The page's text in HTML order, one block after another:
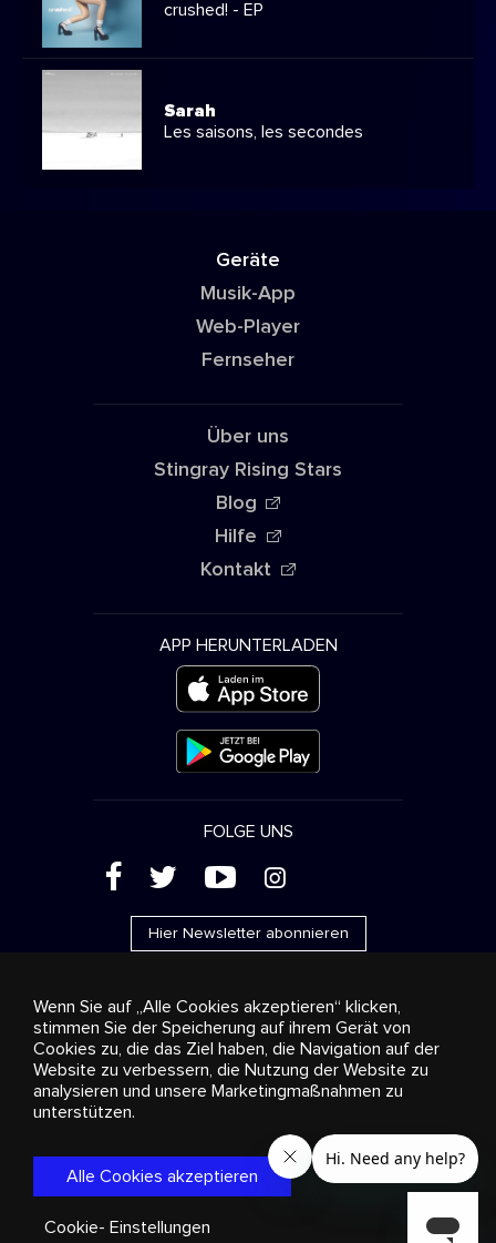
crushed! - EP
Sarah
Les saisons, les secondes
Geräte
Musik-App
Web-Player
Fernseher
Über uns
Stingray Rising Stars
Blog
Hilfe
Kontakt
APP HERUNTERLADEN
FOLGE UNS
( ' + &
Hier Newsletter abonnieren
Werbung Streaming und Vertrieb
Konsumgüter
Geschäftslösungen
Radio Über uns
Cookies
settings
© 2018-2025 Stingray Group Inc. Alle Rechte vorbehalten.
STINGRAY®, STINGRAY® MUSIC und alle weiteren Marken und
Logos sind eingetragene Markenzeichen der Stingray Group in
Kanada, den Vereinigten Staaten von Amerika und anderen
Bedingungen
Wenn Sie auf „Alle Cookies akzeptieren“ klicken,
stimmen Sie der Speicherung auf ihrem Gerät von
Cookies zu, die das Ziel haben, die Navigation auf der
Website zu verbessern, die Nutzung der Website zu
analysieren und unsere Marketingmaßnahmen zu
unterstützen.
Alle Cookies akzeptieren
Cookie- Einstellungen